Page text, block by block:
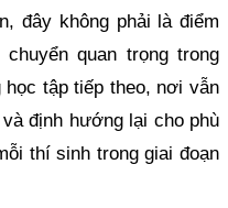
đây không phải là điểm
quan trọng trong
tập tiếp theo, nơi vẫn
định hướng lại cho phù
thí sinh trong giai đoạn